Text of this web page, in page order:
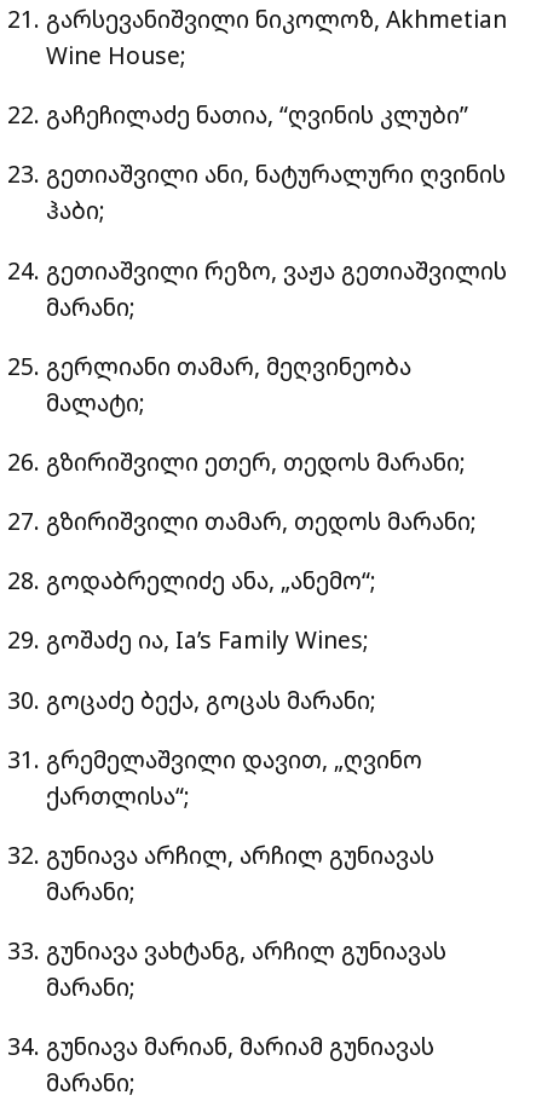
გარსევანიშვილი ნიკოლოზ, Akhmetian
Wine House;
გაჩეჩილაძე ნათია, “ღვინის კლუბი”
გეთიაშვილი ანი, ნატურალური ღვინის
ჰაბი;
გეთიაშვილი რეზო, ვაჟა გეთიაშვილის
მარანი;
გერლიანი თამარ, მეღვინეობა
მალატი;
გზირიშვილი ეთერ, თედოს მარანი;
გზირიშვილი თამარ, თედოს მარანი;
გოდაბრელიძე ანა, „ანემო“;
გოშაძე ია, Ia’s Family Wines;
გოცაძე ბექა, გოცას მარანი;
გრემელაშვილი დავით, „ღვინო
ქართლისა“;
გუნიავა არჩილ, არჩილ გუნიავას
მარანი;
გუნიავა ვახტანგ, არჩილ გუნიავას
მარანი;
გუნიავა მარიან, მარიამ გუნიავას
მარანი;